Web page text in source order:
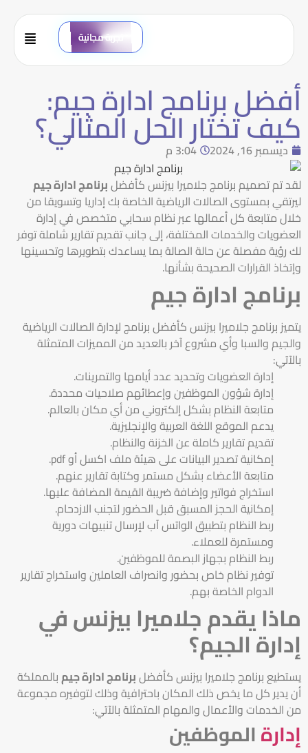
تجربة مجانية
أفضل برنامج ادارة جيم:
كيف تختار الحل المثالي؟
ديسمبر 16, 2024
3:04 م
لقد تم تصميم برنامج جلاميرا بيزنس كأفضلبرنامج ادارة جيم
ليرتقي بمستوى الصالات الرياضية الخاصة بك إداريا وتسويقا من
خلال متابعة كل أعمالها عبر نظام سحابي متخصص في إدارة
العضويات والخدمات المختلفة، إلى جانب تقديم تقارير شاملة توفر
لك رؤية مفصلة عن حالة الصالة بما يساعدك بتطويرها وتحسينها
وإتخاذ القرارات الصحيحة بشأنها.
برنامج ادارة جيم
يتميز برنامج جلاميرا بيزنس كأفضل برنامج لإدارة الصالات الرياضية
والجيم والسبا وأي مشروع آخر بالعديد من المميزات المتمثلة
بالآتي:
إدارة العضويات وتحديد عدد أيامها والتمرينات.
إدارة شؤون الموظفين وإعطائهم صلاحيات محددة.
متابعة النظام بشكل إلكتروني من أي مكان بالعالم.
يدعم الموقع اللغة العربية والإنجليزية.
تقديم تقارير كاملة عن الخزنة والنظام.
إمكانية تصدير البيانات على هيئة ملف اكسل أو pdf.
متابعة الأعضاء بشكل مستمر وكتابة تقارير عنهم.
استخراج فواتير وإضافة ضريبة القيمة المضافة عليها.
إمكانية الحجز المسبق قبل الحضور لتجنب الازدحام.
ربط النظام بتطبيق الواتس آب لإرسال تنبيهات دورية
ومستمرة للعملاء.
ربط النظام بجهاز البصمة للموظفين.
توفير نظام خاص بحضور وانصراف العاملين واستخراج تقارير
الدوام الخاصة بهم.
ماذا يقدم جلاميرا بيزنس في
إدارة الجيم؟
يستطيع برنامج جلاميرا بيزنس كأفضلبرنامج ادارة جيمبالمملكة
أن يدير كل ما يخص ذلك المكان باحترافية وذلك لتوفيره مجموعة
من الخدمات والأعمال والمهام المتمثلة بالآتي:
إدارةالموظفين